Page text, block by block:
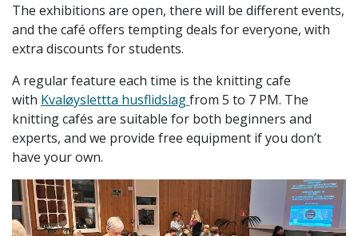
The exhibitions are open, there will be different events,
and the café offers tempting deals for everyone, with
extra discounts for students.
A regular feature each time is the knitting cafe
with Kvaløyslettta husflidslagfrom 5 to 7 PM. The
knitting cafés are suitable for both beginners and
experts, and we provide free equipment if you don’t
have your own.